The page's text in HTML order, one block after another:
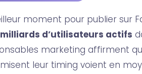
moment pour publier sur
d’utilisateurs actifs
marketing affirment
leur timing voient en